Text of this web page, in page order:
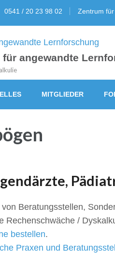
0541 / 20 23 98 02 Zentrum
angewandte
MITGLIEDER
Beratungsstellen,
Rechenschwäche /
bestellen.
Praxen und